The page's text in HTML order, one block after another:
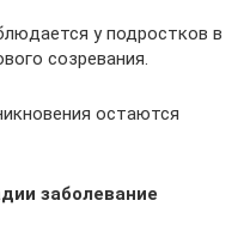
у подростков в
созревания.
остаются
заболевание